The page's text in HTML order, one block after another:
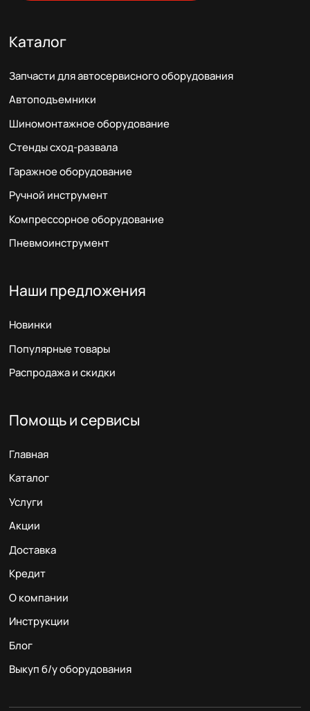
Каталог
Запчасти для автосервисного оборудования
Автоподъемники
Шиномонтажное оборудование
Стенды сход-развала
Гаражное оборудование
Ручной инструмент
Компрессорное оборудование
Пневмоинструмент
Наши предложения
Новинки
Популярные товары
Распродажа и скидки
Помощь и сервисы
Главная
Каталог
Услуги
Акции
Доставка
Кредит
О компании
Инструкции
Блог
Выкуп б/у оборудования